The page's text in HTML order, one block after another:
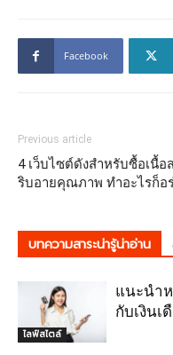
Facebook
Previous article
4 เว็บไซต์ดังสำหรับซื้อเนื้อ
ริบอายคุณภาพ ทำอะไรก็อ
บทความสาระน่ารู้น่าอ่าน
ไลฟ์สไตล์
แนะนำห
กับเงินเ